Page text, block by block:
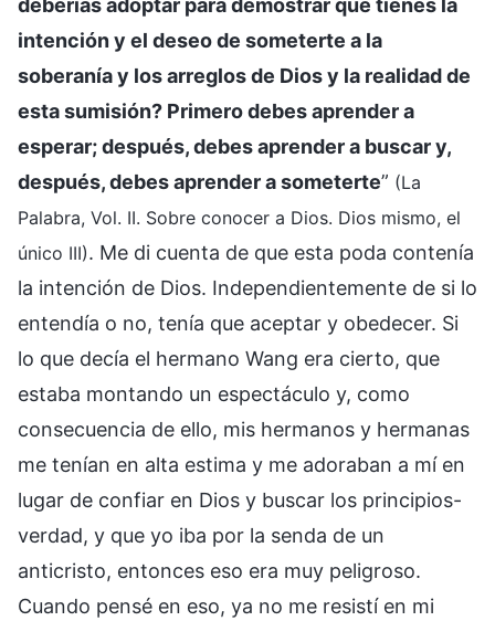
intención y el deseo de someterte a la
soberanía y los arreglos de Dios y la realidad de
esta sumisión? Primero debes aprender a
esperar; después, debes aprender a buscar y,
después, debes aprender a someterte” (La
Palabra, Vol. II. Sobre conocer a Dios. Dios mismo, el
único III). Me di cuenta de que esta poda contenía
la intención de Dios. Independientemente de si lo
entendía o no, tenía que aceptar y obedecer. Si
lo que decía el hermano Wang era cierto, que
estaba montando un espectáculo y, como
consecuencia de ello, mis hermanos y hermanas
me tenían en alta estima y me adoraban a mí en
lugar de confiar en Dios y buscar los principios-
verdad, y que yo iba por la senda de un
anticristo, entonces eso era muy peligroso.
Cuando pensé en eso, ya no me resistí en mi